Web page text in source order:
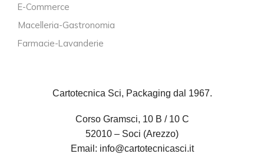
E-Commerce
Macelleria-Gastronomia
Farmacie-Lavanderie
Cartotecnica Sci, Packaging dal 1967.
Corso Gramsci, 10 B / 10 C
52010 – Soci (Arezzo)
Email: info@cartotecnicasci.it